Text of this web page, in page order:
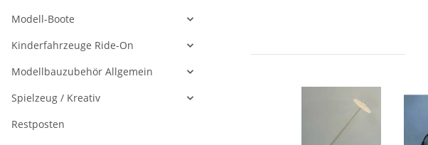
Modell-Boote
Kinderfahrzeuge Ride-On
Modellbauzubehör Allgemein
Spielzeug / Kreativ
Restposten